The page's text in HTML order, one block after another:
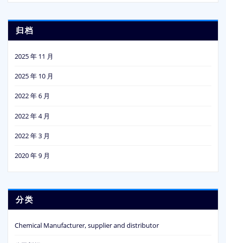
归档
2025 年 11 月
2025 年 10 月
2022 年 6 月
2022 年 4 月
2022 年 3 月
2020 年 9 月
分类
Chemical Manufacturer, supplier and distributor